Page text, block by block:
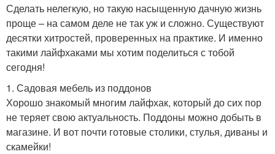
Сделать нелегкую, но такую насыщенную дачную жизнь
проще – на самом деле не так уж и сложно. Существуют
десятки хитростей, проверенных на практике. И именно
такими лайфхаками мы хотим поделиться с тобой
сегодня!
1. Садовая мебель из поддонов
Хорошо знакомый многим лайфхак, который до сих пор
не теряет свою актуальность. Поддоны можно добыть в
магазине. И вот почти готовые столики, стулья, диваны и
скамейки!